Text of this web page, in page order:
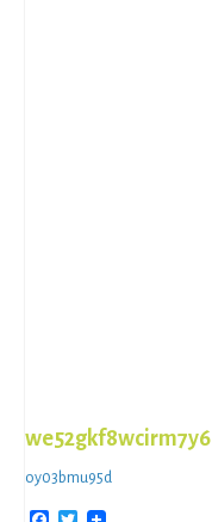
we52gkf8wcirm7y6
oy03bmu95d